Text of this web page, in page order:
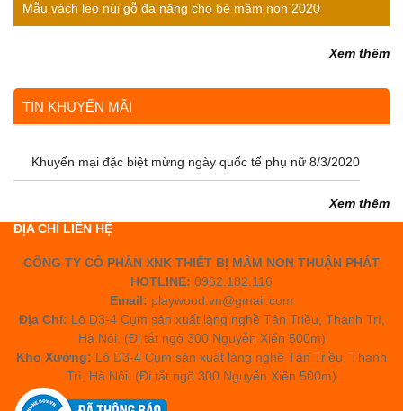
Mẫu vách leo núi gỗ đa năng cho bé mầm non 2020
Xem thêm
TIN KHUYẾN MÃI
Khuyến mại đặc biệt mừng ngày quốc tế phụ nữ 8/3/2020
Xem thêm
ĐỊA CHỈ LIÊN HỆ
CÔNG TY CỔ PHẦN XNK THIẾT BỊ MẦM NON THUẬN PHÁT
HOTLINE: 0962.182.116
Email: playwood.vn@gmail.com
Địa Chỉ: Lô D3-4 Cụm sản xuất làng nghề Tân Triều, Thanh Trì,
Hà Nội. (Đi tắt ngõ 300 Nguyễn Xiển 500m)
Kho Xưởng: Lô D3-4 Cụm sản xuất làng nghề Tân Triều, Thanh
Trì, Hà Nội. (Đi tắt ngõ 300 Nguyễn Xiển 500m)